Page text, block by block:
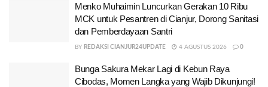
Menko Muhaimin Luncurkan Gerakan 10 Ribu
MCK untuk Pesantren di Cianjur, Dorong Sanitasi
dan Pemberdayaan Santri
BY REDAKSI CIANJUR24UPDATE 4 AGUSTUS 2026 0
Bunga Sakura Mekar Lagi di Kebun Raya
Cibodas, Momen Langka yang Wajib Dikunjungi!